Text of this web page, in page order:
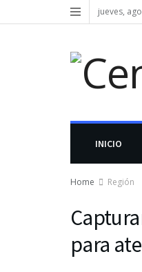
jueves,
INICIO
Home Región
para